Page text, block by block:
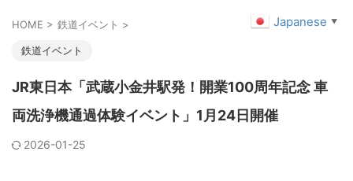
HOME > 鉄道イベント >
鉄道イベント
JR東日本「武蔵小金井駅発！開業100周年記念 車
両洗浄機通過体験イベント」1月24日開催
2026-01-25
Japanese ▼